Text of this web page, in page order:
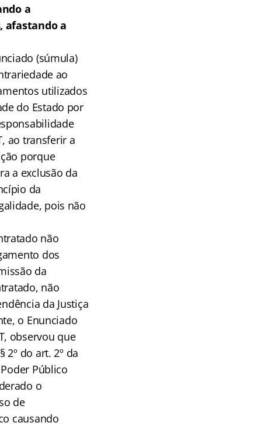
a
afastando a
(súmula)
ao
utilizados
do Estado por
ao transferir a
porque
a exclusão da
da
pois não
não
dos
da
não
da Justiça
o Enunciado
observou que
2º do art. 2º da
Público
o
de
causando